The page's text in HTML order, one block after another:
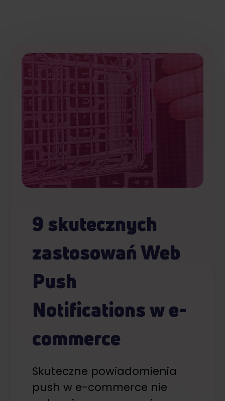
9 skutecznych
zastosowań Web
Push
Notifications w e-
commerce
Skuteczne powiadomienia
push w e-commerce nie